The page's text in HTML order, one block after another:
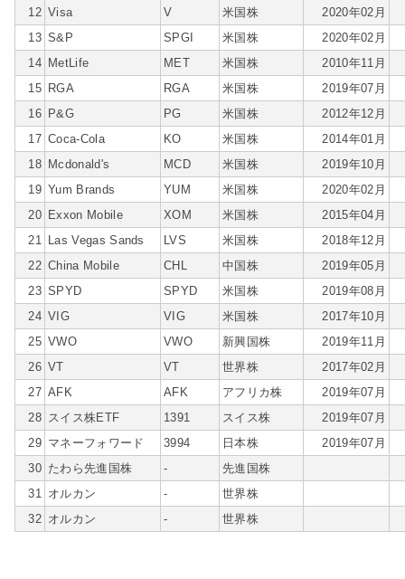
12 Visa V 米国株
2020年02月
13 S&P SPGI 米国株
2020年02月
14 MetLife MET 米国株
2010年11月
15 RGA RGA 米国株
2019年07月
16 P&G PG 米国株
2012年12月
17 Coca-Cola KO 米国株
2014年01月
18 Mcdonald's MCD 米国株
2019年10月
19 Yum Brands YUM 米国株
2020年02月
20 Exxon Mobile XOM 米国株
2015年04月
21
Las Vegas Sands LVS 米国株
2018年12月
22 China Mobile CHL 中国株
2019年05月
23 SPYD SPYD 米国株
2019年08月
24 VIG VIG 米国株
2017年10月
25 VWO VWO 新興国株
2019年11月
26 VT VT 世界株
2017年02月
27 AFK AFK アフリカ株
2019年07月
28 スイス株ETF 1391 スイス株
2019年07月
29 マネーフォワード 3994 日本株
2019年07月
30 たわら先進国株 -
先進国株
31
オルカン -
世界株
32 オルカン - 世界株